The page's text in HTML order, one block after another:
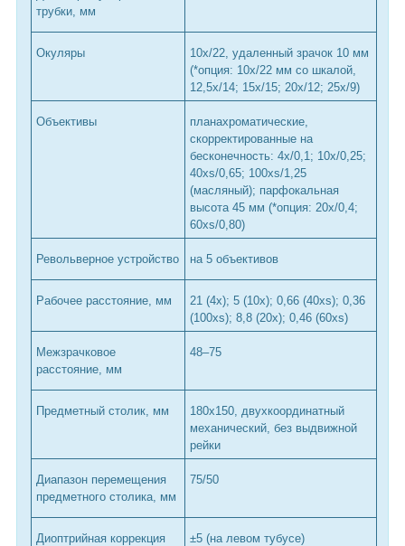
трубки, мм
Окуляры
10х/22, удаленный зрачок 10 мм
(*опция: 10x/22 мм со шкалой,
12,5x/14; 15х/15; 20х/12; 25х/9)
Объективы
планахроматические,
скорректированные на
бесконечность: 4x/0,1; 10x/0,25;
40xs/0,65; 100xs/1,25
(масляный); парфокальная
высота 45 мм (*опция: 20х/0,4;
60хs/0,80)
Револьверное устройство на 5 объективов
Рабочее расстояние, мм
21 (4x); 5 (10x); 0,66 (40xs); 0,36
(100xs); 8,8 (20х); 0,46 (60хs)
Межзрачковое
расстояние, мм
48–75
Предметный столик, мм
180x150, двухкоординатный
механический, без выдвижной
рейки
Диапазон перемещения
предметного столика, мм
75/50
Диоптрийная коррекция
±5 (на левом тубусе)